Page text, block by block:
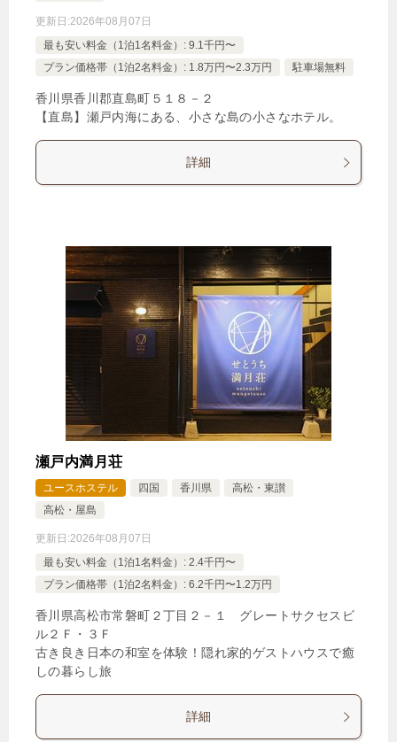
更新日:2026年08月07日
最も安い料金（1泊1名料金）: 9.1千円〜
プラン価格帯（1泊2名料金）: 1.8万円〜2.3万円
駐車場無料
香川県香川郡直島町５１８－２
【直島】瀬戸内海にある、小さな島の小さなホテル。
詳細
瀬戸内満月荘
ユースホステル 四国 香川県
高松・東讃
高松・屋島
更新日:2026年08月07日
最も安い料金（1泊1名料金）: 2.4千円〜
プラン価格帯（1泊2名料金）: 6.2千円〜1.2万円
香川県高松市常磐町２丁目２－１ グレートサクセスビ
ル２Ｆ・３Ｆ
古き良き日本の和室を体験！隠れ家的ゲストハウスで癒
しの暮らし旅
詳細